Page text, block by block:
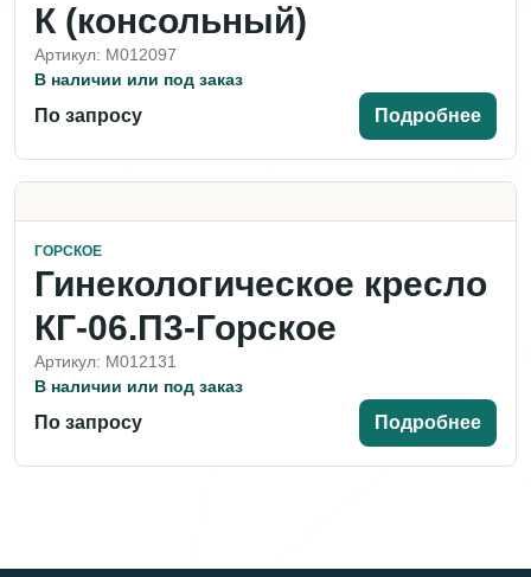
К (консольный)
Артикул: M012097
В наличии или под заказ
По запросу Подробнее
ГОРСКОЕ
Гинекологическое кресло
КГ-06.П3-Горское
Артикул: M012131
В наличии или под заказ
По запросу Подробнее